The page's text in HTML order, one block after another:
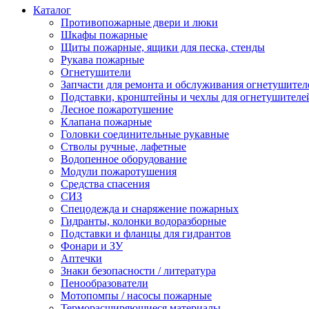
Каталог
Противопожарные двери и люки
Шкафы пожарные
Щиты пожарные, ящики для песка, стенды
Рукава пожарные
Огнетушители
Запчасти для ремонта и обслуживания
Подставки, кронштейны и чехлы для
Лесное пожаротушение
Клапана пожарные
Головки соединительные рукавные
Стволы ручные, лафетные
Водопенное оборудование
Модули пожаротушения
Средства спасения
СИЗ
Спецодежда и снаряжение пожарных
Гидранты, колонки водоразборные
Подставки и фланцы для гидрантов
Фонари и ЗУ
Аптечки
Знаки безопасности / литература
Пенообразователи
Мотопомпы / насосы пожарные